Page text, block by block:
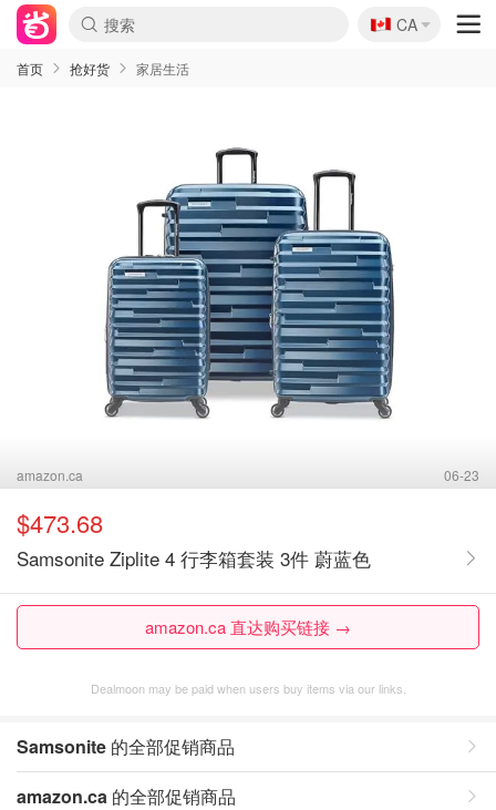
🇨🇦
CA
首页 抢好货 家居生活
amazon.ca 06-23
$473.68
Samsonite Ziplite 4 行李箱套装 3件 蔚蓝色
amazon.ca 直达购买链接 →
Dealmoon may be paid when users buy items via our links.
Samsonite 的全部促销商品
amazon.ca 的全部促销商品